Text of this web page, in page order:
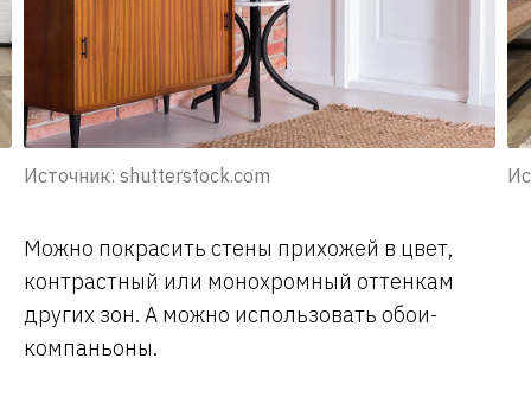
Источник: shutterstock.com
Можно покрасить стены прихожей в цвет,
контрастный или монохромный оттенкам
других зон. А можно использовать обои-
компаньоны.